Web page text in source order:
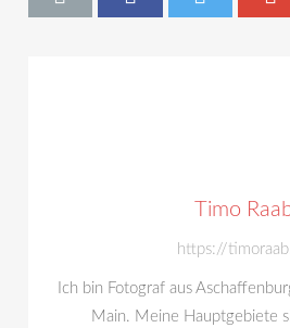
Timo
https://
Ich bin Fotograf aus
Main. Meine Hauptgebiete